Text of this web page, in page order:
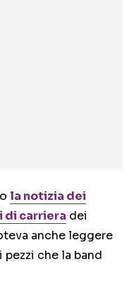
la notizia dei
di carriera dei
anche leggere
pezzi che la band